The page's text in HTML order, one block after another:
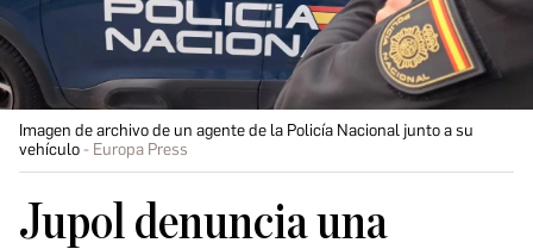
Imagen de archivo de un agente de la Policía Nacional junto a su
vehículo
Europa Press
Jupol denuncia una